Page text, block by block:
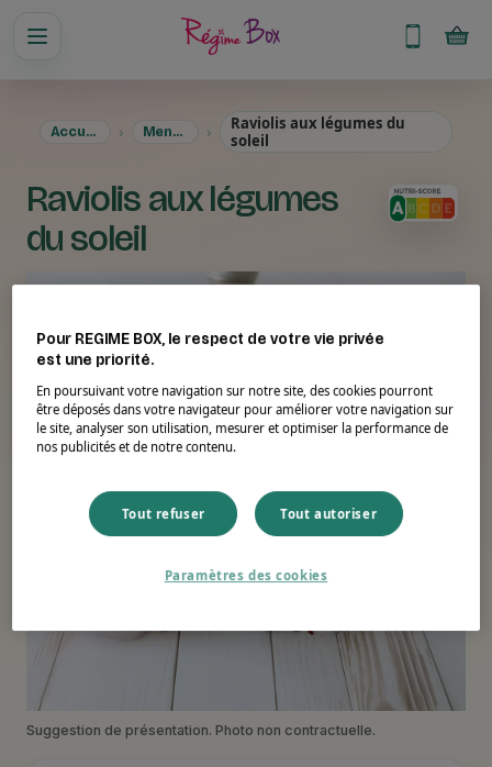
Accueil Menus
Raviolis aux légumes du
soleil
Raviolis aux légumes
du soleil
Suggestion de présentation. Photo non contractuelle.
Pour REGIME BOX, le respect de votre vie privée
est une priorité.
En poursuivant votre navigation sur notre site, des cookies pourront
être déposés dans votre navigateur pour améliorer votre navigation sur
le site, analyser son utilisation, mesurer et optimiser la performance de
nos publicités et de notre contenu.
Tout refuser Tout autoriser
Paramètres des cookies